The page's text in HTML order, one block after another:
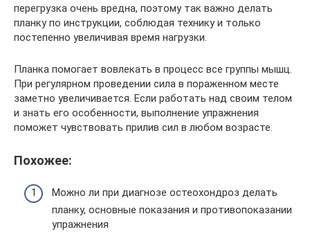
перегрузка очень вредна, поэтому так важно делать
планку по инструкции, соблюдая технику и только
постепенно увеличивая время нагрузки.
Планка помогает вовлекать в процесс все группы мышц.
При регулярном проведении сила в пораженном месте
заметно увеличивается. Если работать над своим телом
и знать его особенности, выполнение упражнения
поможет чувствовать прилив сил в любом возрасте.
Похожее:
Можно ли при диагнозе остеохондроз делать
планку, основные показания и противопоказании
упражнения